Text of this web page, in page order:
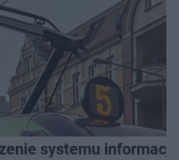
systemu